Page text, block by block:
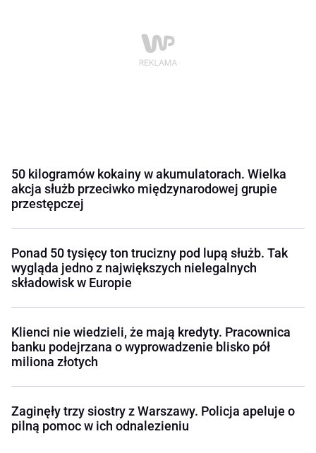
50 kilogramów kokainy w akumulatorach. Wielka
akcja służb przeciwko międzynarodowej grupie
przestępczej
Ponad 50 tysięcy ton trucizny pod lupą służb. Tak
wygląda jedno z największych nielegalnych
składowisk w Europie
Klienci nie wiedzieli, że mają kredyty. Pracownica
banku podejrzana o wyprowadzenie blisko pół
miliona złotych
Zaginęły trzy siostry z Warszawy. Policja apeluje o
pilną pomoc w ich odnalezieniu